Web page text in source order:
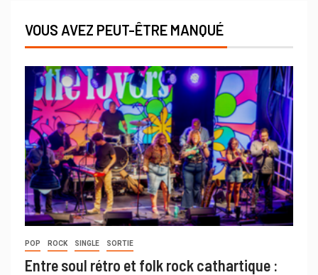
VOUS AVEZ PEUT-ÊTRE MANQUÉ
POP ROCK SINGLE SORTIE
Entre soul rétro et folk rock cathartique :